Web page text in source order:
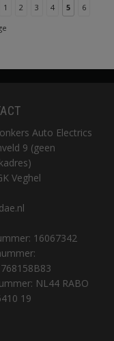
1 2 3 4 5
6
Auto Electrics
9 (geen
Veghel
16067342
NL44 RABO
19